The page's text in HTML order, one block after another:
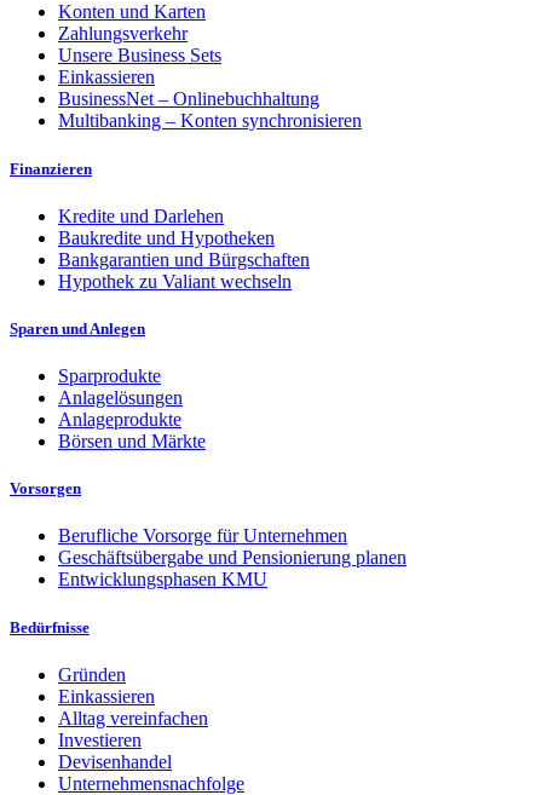
Konten und Karten
Zahlungsverkehr
Unsere Business Sets
Einkassieren
BusinessNet – Onlinebuchhaltung
Multibanking – Konten synchronisieren
Finanzieren
Kredite und Darlehen
Baukredite und Hypotheken
Bankgarantien und Bürgschaften
Hypothek zu Valiant wechseln
Sparen und Anlegen
Sparprodukte
Anlagelösungen
Anlageprodukte
Börsen und Märkte
Vorsorgen
Berufliche Vorsorge für Unternehmen
Geschäftsübergabe und Pensionierung planen
Entwicklungsphasen KMU
Bedürfnisse
Gründen
Einkassieren
Alltag vereinfachen
Investieren
Devisenhandel
Unternehmensnachfolge